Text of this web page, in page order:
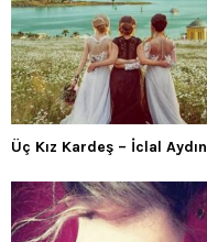
Üç Kız Kardeş – İclal Aydın